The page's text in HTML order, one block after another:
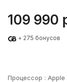
109 990
+ 275 бонусов
Процессор : Apple